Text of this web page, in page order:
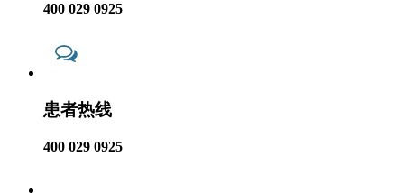
400 029 0925
患者热线
400 029 0925